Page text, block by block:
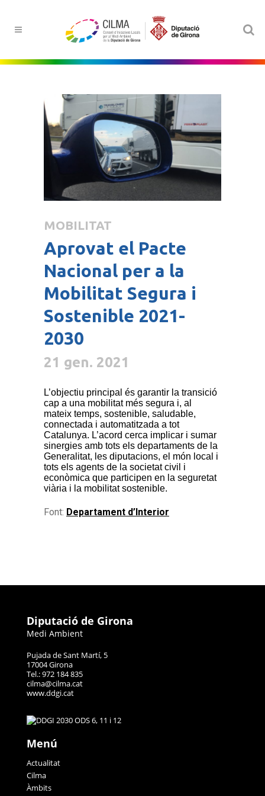
MOBILITAT
Aprovat el Pacte
Nacional per a la
Mobilitat Segura i
Sostenible 2021-
2030
21 gen. 2021
L’objectiu principal és garantir la transició
cap a una mobilitat més segura i, al
mateix temps, sostenible, saludable,
connectada i automatitzada a tot
Catalunya. L’acord cerca implicar i sumar
sinergies amb tots els departaments de la
Generalitat, les diputacions, el món local i
tots els agents de la societat civil i
econòmica que participen en la seguretat
viària i la mobilitat sostenible.
Font: Departament d’Interior
Diputació de Girona
Medi Ambient
Pujada de Sant Martí, 5
17004 Girona
Tel.: 972 184 835
cilma@cilma.cat
www.ddgi.cat
Menú
Actualitat
Cilma
Àmbits